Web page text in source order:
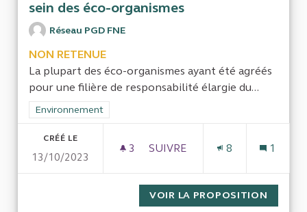
sein des éco-organismes
Réseau PGD FNE
NON RETENUE
La plupart des éco-organismes ayant été agréés
pour une filière de responsabilité élargie du...
Filtrer les résultats de la catégorie : Environnement
Environnement
CRÉÉ LE
13/10/2023
3 3 ABONNÉS
SUIVRE
8 1
VOIR LA PROPOSITION